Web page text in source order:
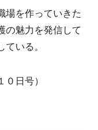
場を作っていきた
の魅力を発信して
いる。
０日号）